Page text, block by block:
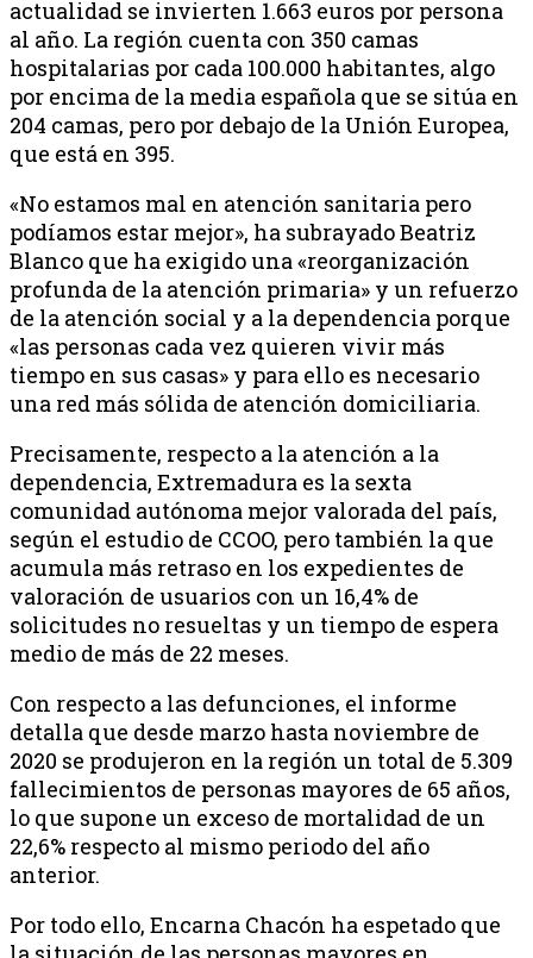
actualidad se invierten 1.663 euros por persona
al año. La región cuenta con 350 camas
hospitalarias por cada 100.000 habitantes, algo
por encima de la media española que se sitúa en
204 camas, pero por debajo de la Unión Europea,
que está en 395.
«No estamos mal en atención sanitaria pero
podíamos estar mejor», ha subrayado Beatriz
Blanco que ha exigido una «reorganización
profunda de la atención primaria» y un refuerzo
de la atención social y a la dependencia porque
«las personas cada vez quieren vivir más
tiempo en sus casas» y para ello es necesario
una red más sólida de atención domiciliaria.
Precisamente, respecto a la atención a la
dependencia, Extremadura es la sexta
comunidad autónoma mejor valorada del país,
según el estudio de CCOO, pero también la que
acumula más retraso en los expedientes de
valoración de usuarios con un 16,4% de
solicitudes no resueltas y un tiempo de espera
medio de más de 22 meses.
Con respecto a las defunciones, el informe
detalla que desde marzo hasta noviembre de
2020 se produjeron en la región un total de 5.309
fallecimientos de personas mayores de 65 años,
lo que supone un exceso de mortalidad de un
22,6% respecto al mismo periodo del año
anterior.
Por todo ello, Encarna Chacón ha espetado que